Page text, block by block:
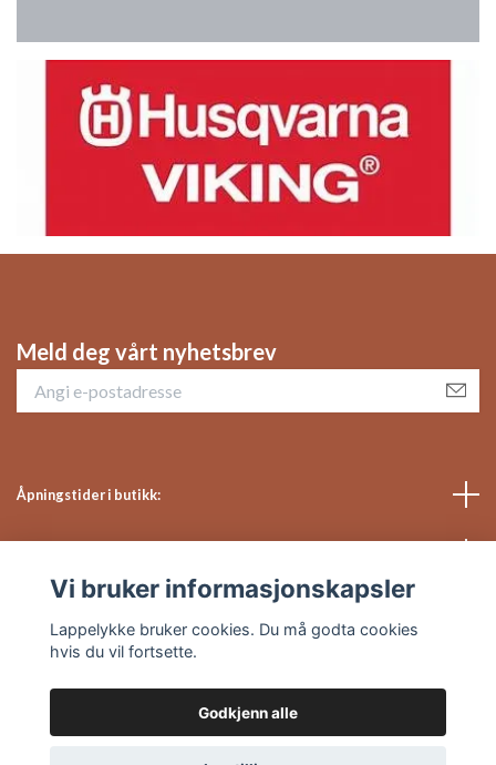
Meld deg vårt nyhetsbrev
Åpningstider i butikk:
Vi bruker informasjonskapsler
Lappelykke bruker cookies. Du må godta cookies
hvis du vil fortsette.
Godkjenn alle